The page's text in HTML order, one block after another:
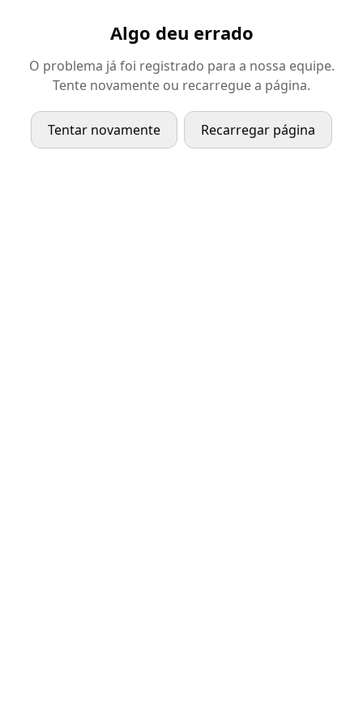
Algo deu errado
O problema já foi registrado para a nossa equipe.
Tente novamente ou recarregue a página.
Tentar novamente Recarregar página